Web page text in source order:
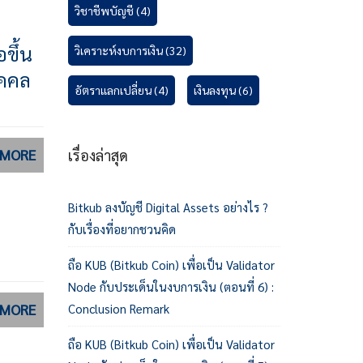
ขึ้น
คล
วิชาชีพบัญชี(4)
วิเคราะห์งบการเงิน(32)
อัตราแลกเปลี่ยน(4) เงินลงทุน(6)
เรื่องล่าสุด
Bitkub ลงบัญชี Digital Assets อย่างไร ?
กับเรื่องที่อยากชวนคิด
ถือ KUB (Bitkub Coin) เพื่อเป็น Validator
Node กับประเด็นในงบการเงิน (ตอนที่ 6) :
Conclusion Remark
ถือ KUB (Bitkub Coin) เพื่อเป็น Validator